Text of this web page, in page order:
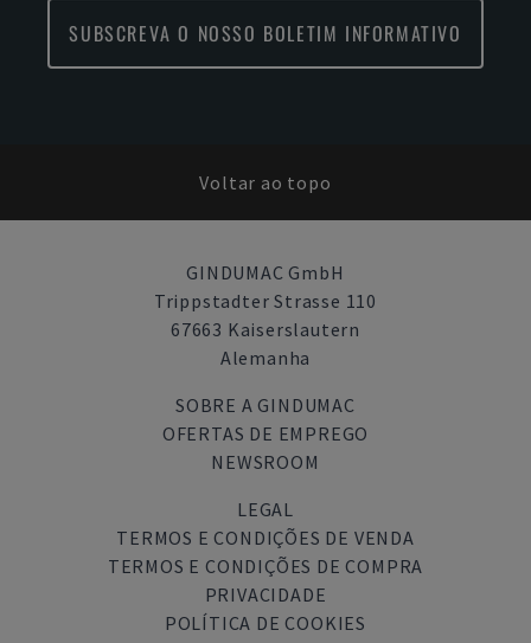
SUBSCREVA O NOSSO BOLETIM INFORMATIVO
Voltar ao topo
GINDUMAC GmbH
Trippstadter Strasse 110
67663 Kaiserslautern
Alemanha
SOBRE A GINDUMAC
OFERTAS DE EMPREGO
NEWSROOM
LEGAL
TERMOS E CONDIÇÕES DE VENDA
TERMOS E CONDIÇÕES DE COMPRA
PRIVACIDADE
POLÍTICA DE COOKIES